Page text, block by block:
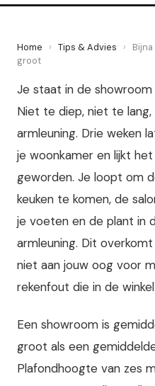
Home › Tips & Advies ›
groot
Je staat in de
Niet te diep, niet te
armleuning. Drie weken
je woonkamer en lijkt
geworden. Je loopt om
keuken te komen, de
je voeten en de plant in
armleuning. Dit
niet aan jouw oog voor
rekenfout die in de
Een showroom is
groot als een
Plafondhoogte van zes